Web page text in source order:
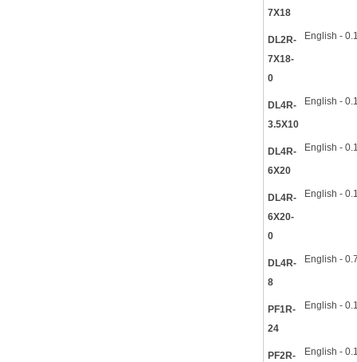
7X18
DL2R-
7X18-
0
English -
DL4R-
3.5X10
English -
DL4R-
6X20
English -
DL4R-
6X20-
0
English -
DL4R-
8
English -
PF1R-
24
English -
PF2R-
English -